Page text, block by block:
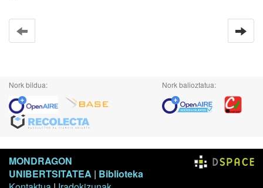
Nork bildua: Nork balioztatua:
MONDRAGON
UNIBERTSITATEA | Biblioteka